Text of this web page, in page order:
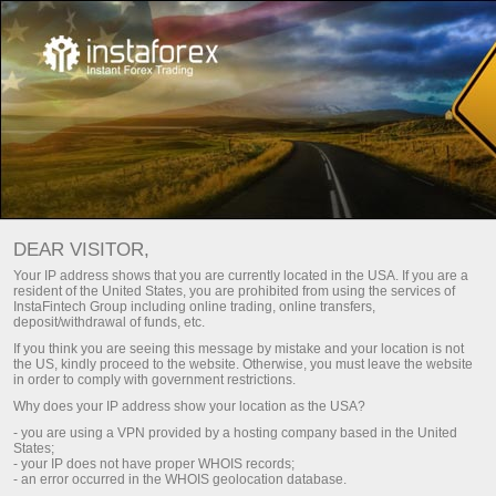
Трейдерам Открытие счета Шотты верификациялау
Сауда шотын
верификациялау
Вы собираетесь пополнить счет картой или
банковским переводом? Для всего этого вам
понадобится пройти верификацию счета. Ниже мы
DEAR VISITOR,
Your IP address shows that you are currently located in the USA. If you are a
resident of the United States, you are prohibited from using the services of
InstaFintech Group including online trading, online transfers,
deposit/withdrawal of funds, etc.
If you think you are seeing this message by mistake and your location is not
the US, kindly proceed to the website. Otherwise, you must leave the website
in order to comply with government restrictions.
Why does your IP address show your location as the USA?
- you are using a VPN provided by a hosting company based in the United
States;
- your IP does not have proper WHOIS records;
- an error occurred in the WHOIS geolocation database.